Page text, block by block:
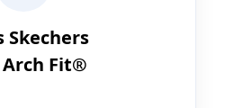
Skechers
Arch Fit®